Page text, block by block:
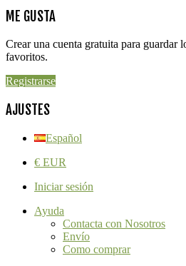
ME GUSTA
Crear una cuenta gratuita para guardar
favoritos.
Registrarse
AJUSTES
Español
€ EUR
Iniciar sesión
Ayuda
Contacta con Nosotros
Envío
Como comprar